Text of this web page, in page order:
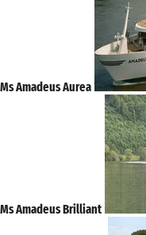
Ms Amadeus Aurea
Ms Amadeus Brilliant